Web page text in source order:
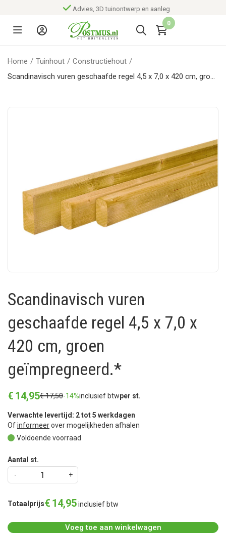
Advies, 3D tuinontwerp en aanleg
0
Home / Tuinhout / Constructiehout /
Scandinavisch vuren geschaafde regel 4,5 x 7,0 x 420 cm, groen
Scandinavisch vuren
geschaafde regel 4,5 x 7,0 x
420 cm, groen
geïmpregneerd.*
€ 14,95€17,50-14%inclusief btwper st.
Verwachte levertijd: 2 tot 5 werkdagen
Ofinformeerover mogelijkheden afhalen
Voldoende voorraad
Aantal st.
Totaalprijs€ 14,95inclusief btw
Voeg toe aan winkelwagen